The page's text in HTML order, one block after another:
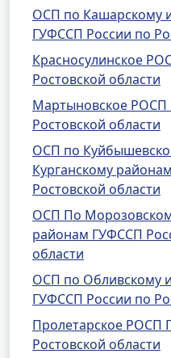
ОСП по Кашарскому
ГУФССП России по
Красносулинское
Ростовской области
Мартыновское РОСП
Ростовской области
ОСП по
Курганскому
Ростовской области
ОСП По
районам ГУФССП
области
ОСП по Обливскому
ГУФССП России по
Пролетарское РОСП
Ростовской области